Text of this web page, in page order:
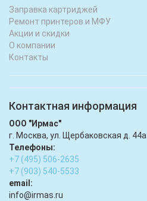
Заправка картриджей
Ремонт принтеров и МФУ
Акции и скидки
О компании
Контакты
Контактная информация
ООО "Ирмас"
г. Москва, ул. Щербаковская д. 44а
Телефоны:
+7 (495) 506-2635
+7 (903) 540-5533
email:
infо@irmas.ru